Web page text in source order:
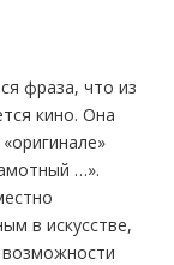
фраза, что из
кино. Она
…».
в искусстве,
возможности